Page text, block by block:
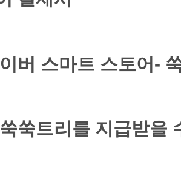
버 스마트 스토어-
쑥트리를 지급받을